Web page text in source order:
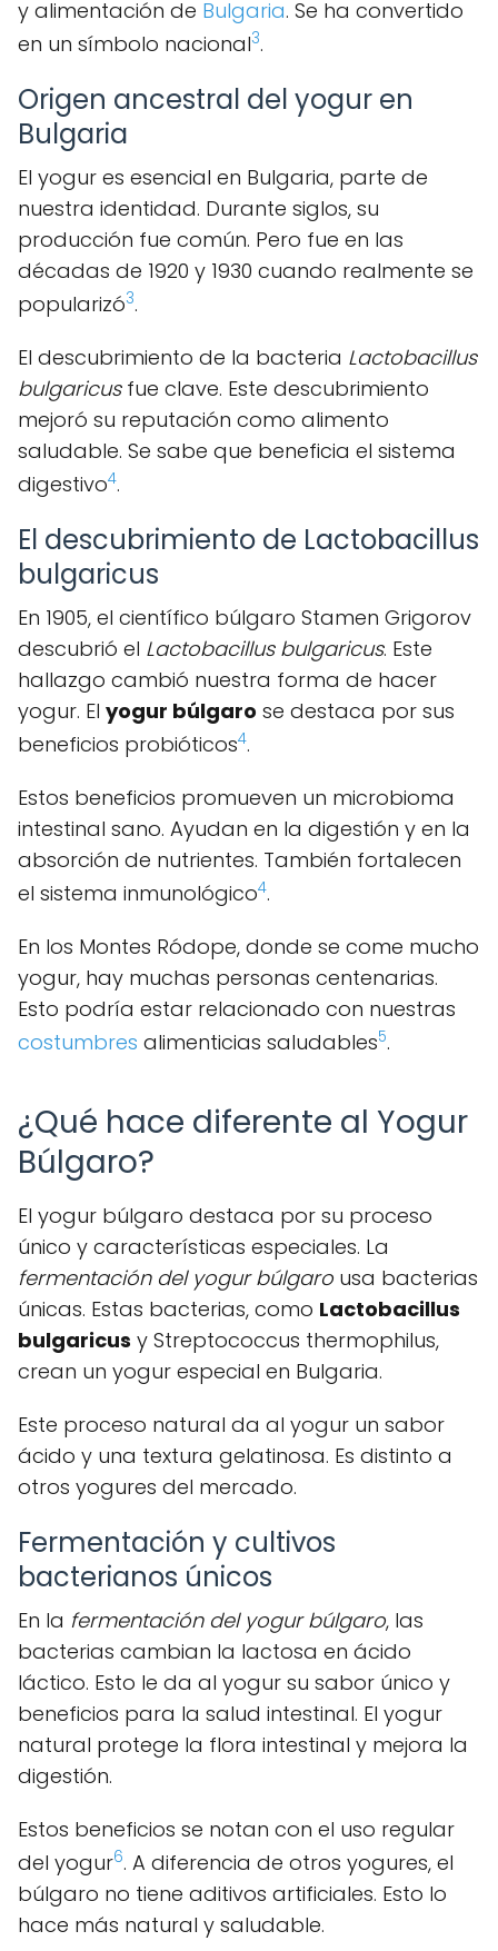
y alimentación de Bulgaria. Se ha convertido
en un símbolo nacional3.
Origen ancestral del yogur en
Bulgaria
El yogur es esencial en Bulgaria, parte de
nuestra identidad. Durante siglos, su
producción fue común. Pero fue en las
décadas de 1920 y 1930 cuando realmente se
popularizó3.
El descubrimiento de la bacteria Lactobacillus
bulgaricusfue clave. Este descubrimiento
mejoró su reputación como alimento
saludable. Se sabe que beneficia el sistema
digestivo4.
El descubrimiento de Lactobacillus
bulgaricus
En 1905, el científico búlgaro Stamen Grigorov
descubrió el Lactobacillus bulgaricus. Este
hallazgo cambió nuestra forma de hacer
yogur. El yogur búlgaro se destaca por sus
beneficios probióticos4.
Estos beneficios promueven un microbioma
intestinal sano. Ayudan en la digestión y en la
absorción de nutrientes. También fortalecen
el sistema inmunológico4.
En los Montes Ródope, donde se come mucho
yogur, hay muchas personas centenarias.
Esto podría estar relacionado con nuestras
costumbres alimenticias saludables5.
¿Qué hace diferente al Yogur
Búlgaro?
El yogur búlgaro destaca por su proceso
único y características especiales. La
fermentación del yogur búlgaro usa bacterias
únicas. Estas bacterias, como Lactobacillus
bulgaricus y Streptococcus thermophilus,
crean un yogur especial en Bulgaria.
Este proceso natural da al yogur un sabor
ácido y una textura gelatinosa. Es distinto a
otros yogures del mercado.
Fermentación y cultivos
bacterianos únicos
En la fermentación del yogur búlgaro, las
bacterias cambian la lactosa en ácido
láctico. Esto le da al yogur su sabor único y
beneficios para la salud intestinal. El yogur
natural protege la flora intestinal y mejora la
digestión.
Estos beneficios se notan con el uso regular
del yogur6. A diferencia de otros yogures, el
búlgaro no tiene aditivos artificiales. Esto lo
hace más natural y saludable.